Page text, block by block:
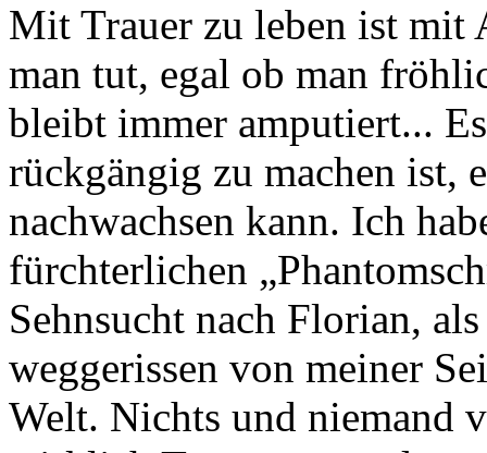
Mit Trauer zu leben ist mit
man tut, egal ob man
bleibt immer amputiert...
rückgängig zu machen ist,
nachwachsen kann. Ich
fürchterlichen
Sehnsucht nach Florian,
weggerissen von meiner
Welt. Nichts und niemand